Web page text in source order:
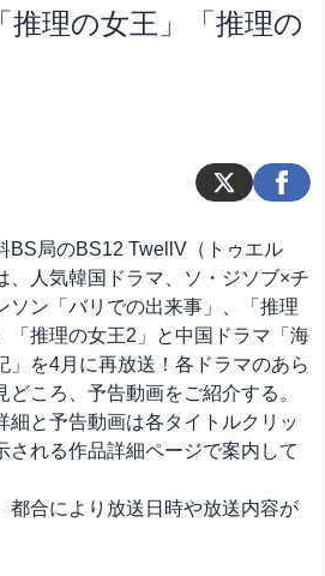
理の女王」「推理の
BS局のBS12 TwellV（トゥエル
、人気韓国ドラマ、ソ・ジソブ×チ
ソン「バリでの出来事」、「推理
「推理の女王2」と中国ドラマ「海
」を4月に再放送！各ドラマのあら
どころ、予告動画をご紹介する。
細と予告動画は各タイトルクリッ
される作品詳細ページで案内して
合により放送日時や放送内容が